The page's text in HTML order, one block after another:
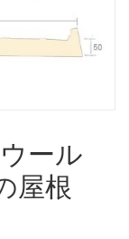
ール
屋根